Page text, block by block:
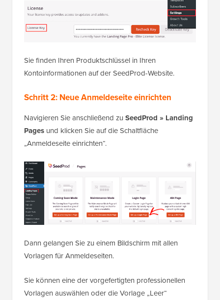
Sie finden Ihren Produktschlüssel in Ihren
Kontoinformationen auf der SeedProd-Website.
Schritt 2: Neue Anmeldeseite einrichten
Navigieren Sie anschließend zu SeedProd » Landing
Pages und klicken Sie auf die Schaltfläche
„Anmeldeseite einrichten“.
Dann gelangen Sie zu einem Bildschirm mit allen
Vorlagen für Anmeldeseiten.
Sie können eine der vorgefertigten professionellen
Vorlagen auswählen oder die Vorlage „Leer“